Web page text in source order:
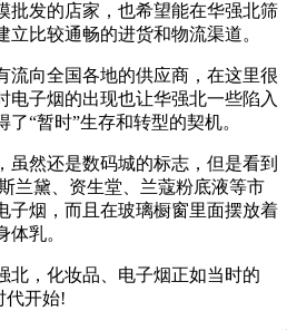
批发的店家，也希望能在华强北筛
比较通畅的进货和物流渠道。
流向全国各地的供应商，在这里很
电子烟的出现也让华强北一些陷入
“暂时”生存和转型的契机。
虽然还是数码城的标志，但是看到
兰黛、资生堂、兰蔻粉底液等市
子烟，而且在玻璃橱窗里面摆放着
乳。
北，化妆品、电子烟正如当时的
代开始!